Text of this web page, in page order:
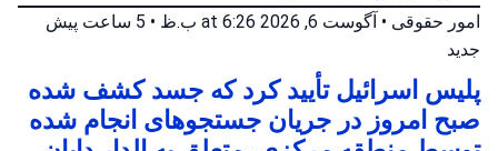
امور حقوقی • آگوست 6, 2026 at 6:26 ب.ظ • 5 ساعت پیش
جدید
پلیس اسرائیل تأیید کرد که جسد کشف شده
صبح امروز در جریان جستجوهای انجام شده